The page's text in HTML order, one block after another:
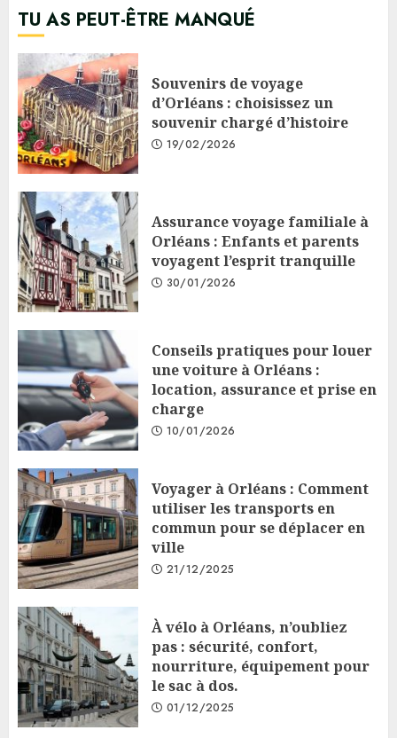
TU AS PEUT-ÊTRE MANQUÉ
Souvenirs de voyage
d’Orléans : choisissez un
souvenir chargé d’histoire
19/02/2026
Assurance voyage familiale à
Orléans : Enfants et parents
voyagent l’esprit tranquille
30/01/2026
Conseils pratiques pour louer
une voiture à Orléans :
location, assurance et prise en
charge
10/01/2026
Voyager à Orléans : Comment
utiliser les transports en
commun pour se déplacer en
ville
21/12/2025
À vélo à Orléans, n’oubliez
pas : sécurité, confort,
nourriture, équipement pour
le sac à dos.
01/12/2025